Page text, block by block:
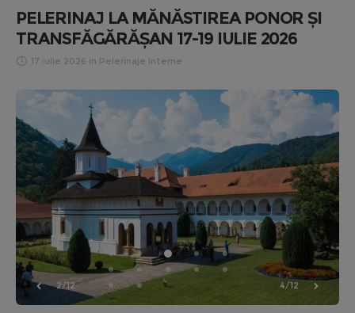
PELERINAJ LA MĂNĂSTIREA PONOR ȘI
TRANSFĂGĂRĂȘAN 17-19 IULIE 2026
17 iulie 2026 in Pelerinaje Interne
3/12 5/12